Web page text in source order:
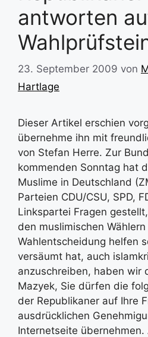
antworten
23. September 2009 von
Hartlage
Dieser Artikel erschien
übernehme ihn mit
von Stefan Herre. Zur
kommenden Sonntag hat
Muslime in Deutschland
Parteien CDU/CSU, SPD,
Linkspartei Fragen
den muslimischen
Wahlentscheidung helfen
versäumt hat, auch
anzuschreiben, haben wir
Mazyek, Sie dürfen die
der Republikaner auf Ihre
ausdrücklichen
Internetseite